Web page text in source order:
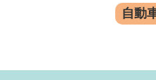
自動